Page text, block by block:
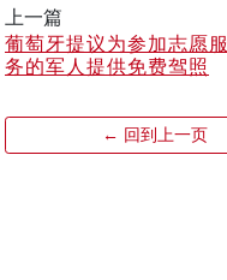
上一篇
葡萄牙提议为参加志愿服
务的军人提供免费驾照
← 回到上一页